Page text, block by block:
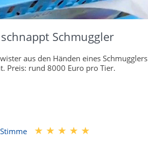
Schmuggler
aus den Händen eines
Preis: rund 8000 Euro pro Tier.